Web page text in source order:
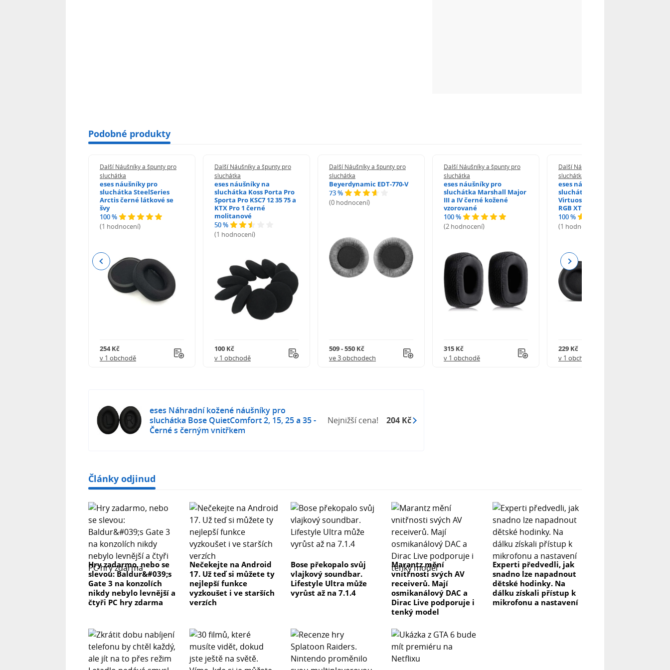
Podobné produkty
Další Náušníky a špunty pro
sluchátka
eses náušníky pro
sluchátka SteelSeries
Arctis černé látkové se
švy
100 %
(1 hodnocení)
254 Kč
v 1 obchodě
Další Náušníky a špunty pro
sluchátka
eses náušníky na
sluchátka Koss Porta Pro
Sporta Pro KSC7 12 35 75 a
KTX Pro 1 černé
molitanové
50 %
(1 hodnocení)
100 Kč
v 1 obchodě
Další Náušníky a špunty pro
sluchátka
Beyerdynamic EDT-770-V
73 %
(0 hodnocení)
509 - 550 Kč
ve 3 obchodech
Další Náušníky a špunty pro
sluchátka
eses náušníky pro
sluchátka Marshall Major
III a IV černé kožené
vzorované
100 %
(2 hodnocení)
315 Kč
v 1 obchodě
Další Náušníky a špunty pro
sluchátka
eses náušníky pro
sluchátka Corsair
Virtuoso RGB RGB SE a
RGB XT černé kožené
100 %
(1 hodnocení)
229 Kč
v 1 obchodě
Previous Next
eses Náhradní kožené náušníky pro
sluchátka Bose QuietComfort 2, 15, 25 a 35 -
Černé s černým vnitřkem
Nejnižší cena! 204 Kč
Články odjinud
Hry zadarmo, nebo se
slevou: Baldur&#039;s
Gate 3 na konzolích
nikdy nebylo levnější a
čtyři PC hry zdarma
Nečekejte na Android
17. Už teď si můžete ty
nejlepší funkce
vyzkoušet i ve starších
verzích
Bose překopalo svůj
vlajkový soundbar.
Lifestyle Ultra může
vyrůst až na 7.1.4
Marantz mění
vnitřnosti svých AV
receiverů. Mají
osmikanálový DAC a
Dirac Live podporuje i
tenký model
Experti předvedli, jak
snadno lze napadnout
dětské hodinky. Na
dálku získali přístup k
mikrofonu a nastavení